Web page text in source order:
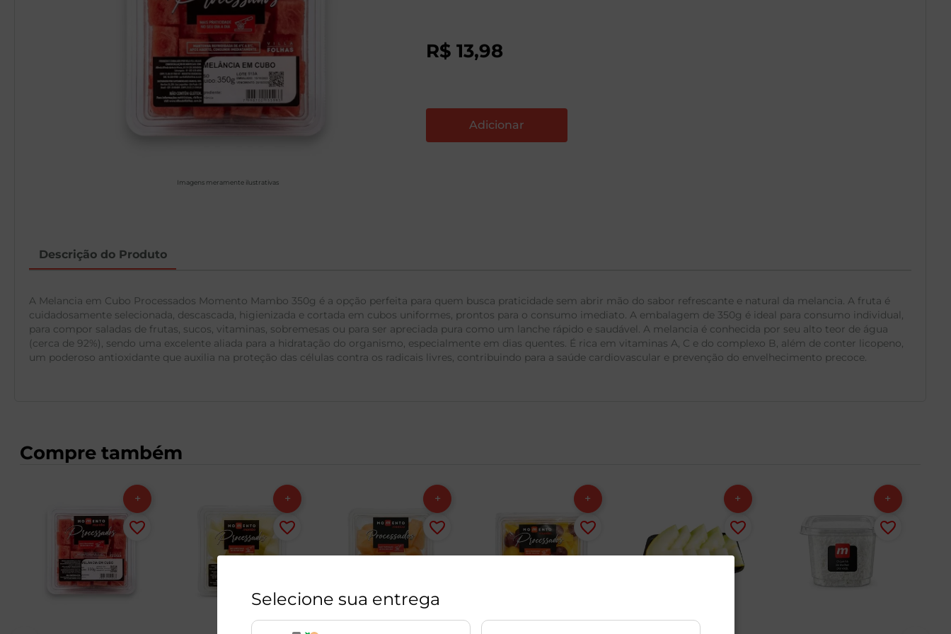
Imagens meramente ilustrativas
R$ 13,98
Descrição do Produto
A Melancia em Cubo Processados Momento Mambo 350g é a opção perfeita para quem busca praticidade sem abrir mão do sabor refrescante e natural da melancia. A fruta é
cuidadosamente selecionada, descascada, higienizada e cortada em cubos uniformes, prontos para o consumo imediato. A embalagem de 350g é ideal para consumo individual,
para compor saladas de frutas, sucos, vitaminas, sobremesas ou para ser apreciada pura como um lanche rápido e saudável. A melancia é conhecida por seu alto teor de água
(cerca de 92%), sendo uma excelente aliada para a hidratação do organismo, especialmente em dias quentes. É rica em vitaminas A, C e do complexo B, além de conter licopeno,
um poderoso antioxidante que auxilia na proteção das células contra os radicais livres, contribuindo para a saúde cardiovascular e prevenção do envelhecimento precoce.
Compre também
Selecione sua entrega